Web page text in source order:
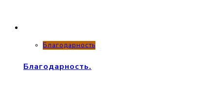
Благодарность
Благодарность.